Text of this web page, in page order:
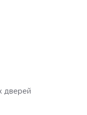
дверей